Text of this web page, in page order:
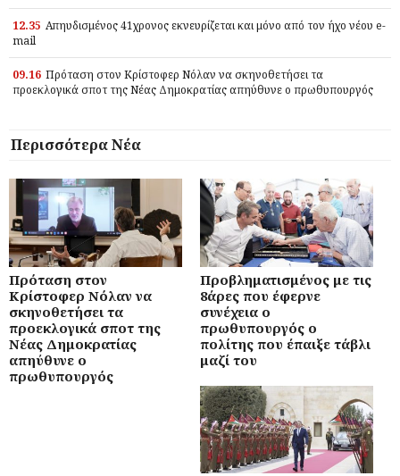
12.35 Απηυδισμένος 41χρονος εκνευρίζεται και μόνο από τον ήχο νέου e-
mail
09.16 Πρόταση στον Κρίστοφερ Νόλαν να σκηνοθετήσει τα
προεκλογικά σποτ της Νέας Δημοκρατίας απηύθυνε ο πρωθυπουργός
Περισσότερα Νέα
Πρόταση στον
Κρίστοφερ Νόλαν να
σκηνοθετήσει τα
προεκλογικά σποτ της
Νέας Δημοκρατίας
απηύθυνε ο
πρωθυπουργός
Προβληματισμένος με τις
8άρες που έφερνε
συνέχεια ο
πρωθυπουργός ο
πολίτης που έπαιξε τάβλι
μαζί του